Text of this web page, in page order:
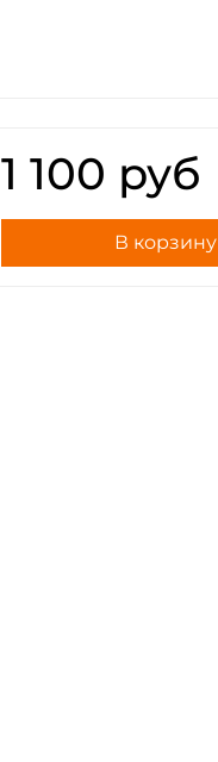
1 100 руб
В корзину